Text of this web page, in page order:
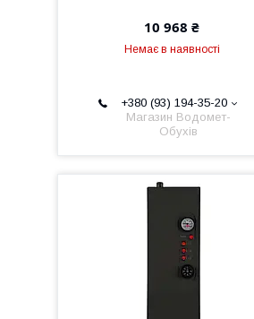
10 968 ₴
Немає в наявності
+380 (93) 194-35-20
Магазин Водомет-
Обухів